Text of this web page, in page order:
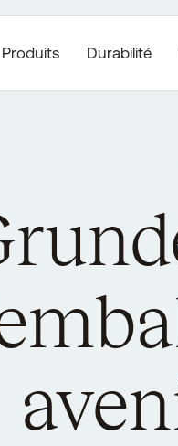
Produits Durabilité